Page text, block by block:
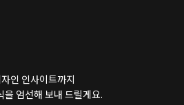
인 인사이트까지
엄선해 보내 드릴게요.